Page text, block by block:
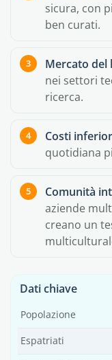
sicura, con
ben curati.
Mercato del
nei settori
ricerca.
Costi
quotidiana
Comunità
aziende
creano un
Dati chiave
Popolazione
Espatriati